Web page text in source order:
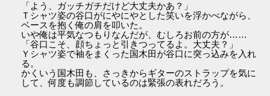
「よう、ガッチガチだけど大丈夫かあ？」
Ｔシャツ姿の谷口がにやにやとした笑いを浮かべながら、
ベースを抱く俺の肩を叩いた。
いや俺は平気なつもりなんだが、むしろお前の方が……
「谷口こそ、顔ちょっと引きつってるよ。大丈夫？」
Ｙシャツ姿で袖をまくった国木田が谷口に突っ込みを入れ
る。
かくいう国木田も、さっきからギターのストラップを気に
して、何度も調節しているのは緊張の表れだろう。